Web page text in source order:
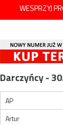
WESPRZYJ
Darczyńcy -
AP
Artur